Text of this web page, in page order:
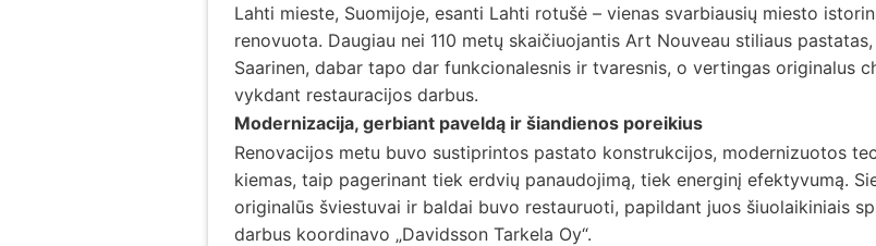
Lahti mieste, Suomijoje, esanti Lahti rotušė – vienas svarbiausių miesto
renovuota. Daugiau nei 110 metų skaičiuojantis Art Nouveau stiliaus
Saarinen, dabar tapo dar funkcionalesnis ir tvaresnis, o vertingas originalus
vykdant restauracijos darbus.
Modernizacija, gerbiant paveldą ir šiandienos poreikius
Renovacijos metu buvo sustiprintos pastato konstrukcijos, modernizuotos
kiemas, taip pagerinant tiek erdvių panaudojimą, tiek energinį efektyvumą.
originalūs šviestuvai ir baldai buvo restauruoti, papildant juos šiuolaikiniais
darbus koordinavo „Davidsson Tarkela Oy“.